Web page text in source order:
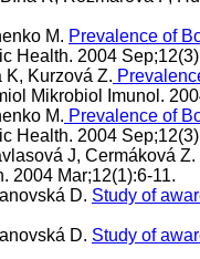
M. Prevalence of
Health. 2004
K, Kurzová Z.
Mikrobiol Imunol.
M. Prevalence of
Health. 2004
J, Cermáková Z.
2004 Mar;12(1):6-11.
D. Study of
D. Study of